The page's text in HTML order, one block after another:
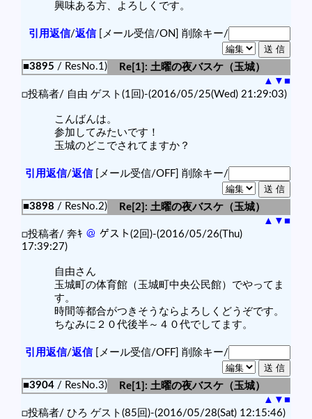
興味ある方、よろしくです。
引用返信/返信[メール受信/ON] 削除キー/
■3895 / ResNo.1)
Re[1]: 土曜の夜バスケ（玉城）
▲ ▼ ■
□投稿者/ 自由 ゲスト(1回)-(2016/05/25(Wed) 21:29:03)
こんばんは。
参加してみたいです！
玉城のどこでされてますか？
引用返信/返信[メール受信/OFF] 削除キー/
■3898 / ResNo.2)
Re[2]: 土曜の夜バスケ（玉城）
▲ ▼ ■
□投稿者/ 奔ｷ ＠ ゲスト(2回)-(2016/05/26(Thu)
17:39:27)
自由さん
玉城町の体育館（玉城町中央公民館）でやってま
す。
時間等都合がつきそうならよろしくどうぞです。
ちなみに２０代後半～４０代でしてます。
引用返信/返信[メール受信/OFF] 削除キー/
■3904 / ResNo.3)
Re[1]: 土曜の夜バスケ（玉城）
▲ ▼ ■
□投稿者/ ひろ ゲスト(85回)-(2016/05/28(Sat) 12:15:46)